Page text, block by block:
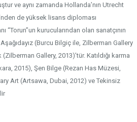
ve aynı zamanda Hollanda’nın Utrecht
de yüksek lisans diploması
“Torun”un kurucularından olan sanatçının
(Burcu Bilgiç ile, Zilberman Gallery
Gallery, 2013)’tür. Katıldığı karma
2015), Şen Bilge (Rezan Has Müzesi,
Art (Artsawa, Dubai, 2012) ve Tekinsiz